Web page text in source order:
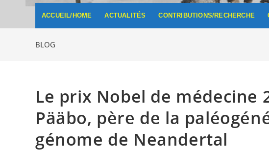
ACCUEIL/HOME ACTUALITÉS CONTRIBUTIONS/RECHERCHE
BLOG
Le prix Nobel de médecine
Pääbo, père de la
génome de Neandertal